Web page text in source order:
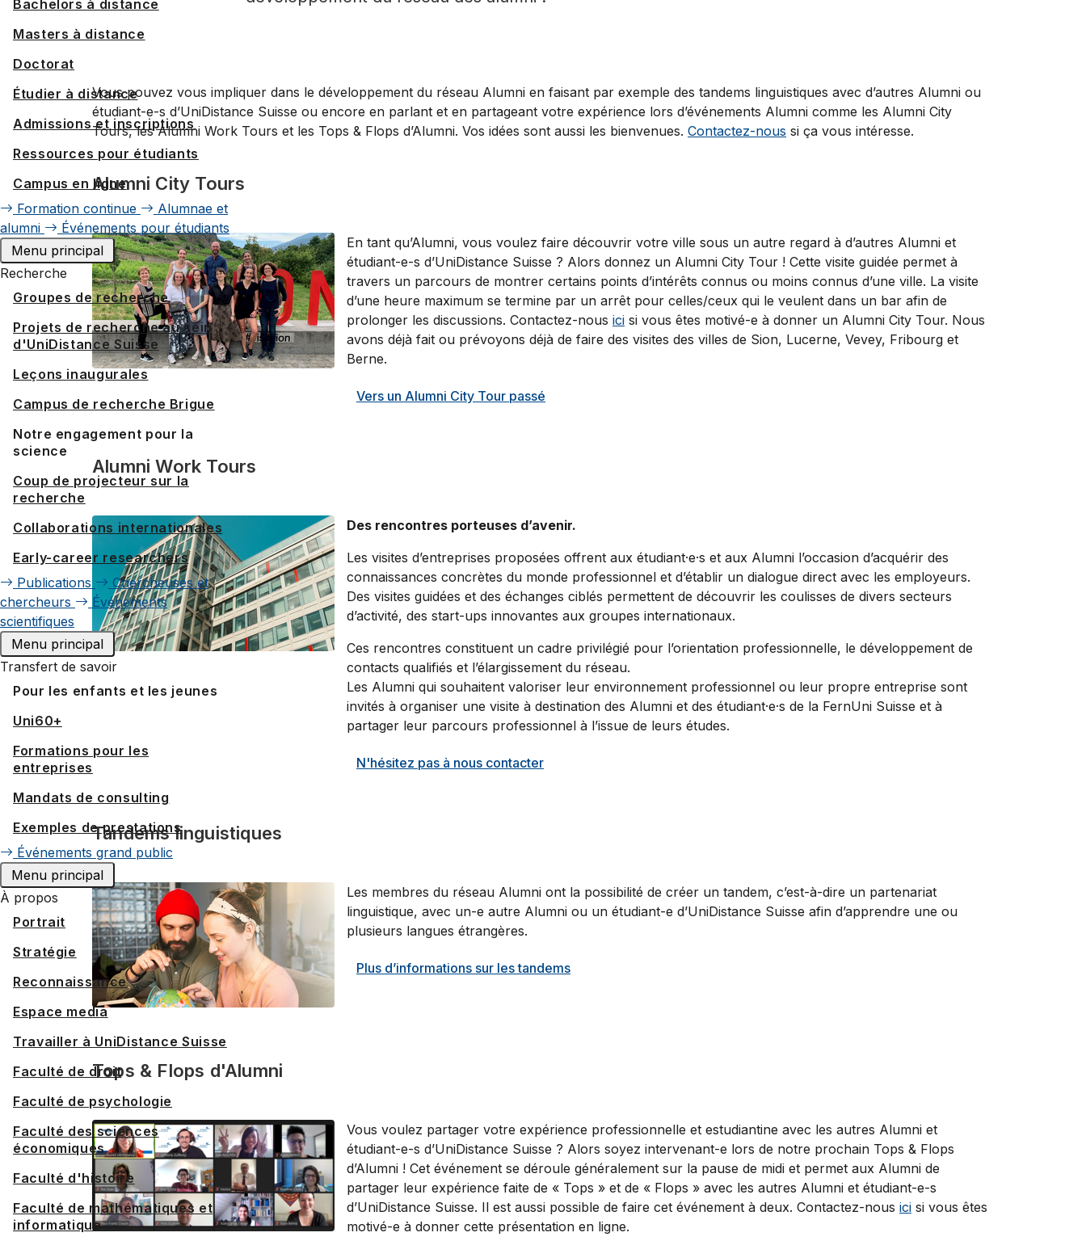
Bachelors à distance
Masters à distance
Doctorat
Étudier à distance
Admissions et inscriptions
Ressources pour étudiants
Campus en ligne
Formation continue
Alumnae et
alumni
Événements pour étudiants
Menu principal
Recherche
Groupes de recherche
Projets de recherche au sein
d'UniDistance Suisse
Leçons inaugurales
Campus de recherche Brigue
Notre engagement pour la
science
Coup de projecteur sur la
recherche
Collaborations internationales
Early-career researchers
Publications
Chercheuses et
chercheurs
Événements
scientifiques
Menu principal
Transfert de savoir
Pour les enfants et les jeunes
Uni60+
Formations pour les
entreprises
Mandats de consulting
Exemples de prestations
Événements grand public
Menu principal
À propos
Portrait
Stratégie
Reconnaissance
Espace media
Travailler à UniDistance Suisse
Faculté de droit
Faculté de psychologie
Faculté des sciences
économiques
Faculté d'histoire
Faculté de mathématiques et
informatique
Vous pouvez vous impliquer dans le développement du réseau Alumni en faisant par exemple des tandems linguistiques avec d’autres Alumni ou
étudiant-e-s d’UniDistance Suisse ou encore en parlant et en partageant votre expérience lors d’événements Alumni comme les Alumni City
Tours, les Alumni Work Tours et les Tops & Flops d’Alumni. Vos idées sont aussi les bienvenues. Contactez-nous si ça vous intéresse.
Alumni City Tours
En tant qu’Alumni, vous voulez faire découvrir votre ville sous un autre regard à d’autres Alumni et
étudiant-e-s d’UniDistance Suisse ? Alors donnez un Alumni City Tour ! Cette visite guidée permet à
travers un parcours de montrer certains points d’intérêts connus ou moins connus d’une ville. La visite
d’une heure maximum se termine par un arrêt pour celles/ceux qui le veulent dans un bar afin de
prolonger les discussions. Contactez-nous ici si vous êtes motivé-e à donner un Alumni City Tour. Nous
avons déjà fait ou prévoyons déjà de faire des visites des villes de Sion, Lucerne, Vevey, Fribourg et
Berne.
Vers un Alumni City Tour passé
Alumni Work Tours
Des rencontres porteuses d’avenir.
Les visites d’entreprises proposées offrent aux étudiant·e·s et aux Alumni l’occasion d’acquérir des
connaissances concrètes du monde professionnel et d’établir un dialogue direct avec les employeurs.
Des visites guidées et des échanges ciblés permettent de découvrir les coulisses de divers secteurs
d’activité, des start-ups innovantes aux groupes internationaux.
Ces rencontres constituent un cadre privilégié pour l’orientation professionnelle, le développement de
contacts qualifiés et l’élargissement du réseau.
Les Alumni qui souhaitent valoriser leur environnement professionnel ou leur propre entreprise sont
invités à organiser une visite à destination des Alumni et des étudiant·e·s de la FernUni Suisse et à
partager leur parcours professionnel à l’issue de leurs études.
N'hésitez pas à nous contacter
Tandems linguistiques
Les membres du réseau Alumni ont la possibilité de créer un tandem, c’est-à-dire un partenariat
linguistique, avec un-e autre Alumni ou un étudiant-e d’UniDistance Suisse afin d’apprendre une ou
plusieurs langues étrangères.
Plus d’informations sur les tandems
Tops & Flops d'Alumni
Vous voulez partager votre expérience professionnelle et estudiantine avec les autres Alumni et
étudiant-e-s d’UniDistance Suisse ? Alors soyez intervenant-e lors de notre prochain Tops & Flops
d’Alumni ! Cet événement se déroule généralement sur la pause de midi et permet aux Alumni de
partager leur expérience faite de « Tops » et de « Flops » avec les autres Alumni et étudiant-e-s
d’UniDistance Suisse. Il est aussi possible de faire cet événement à deux. Contactez-nous ici si vous êtes
motivé-e à donner cette présentation en ligne.